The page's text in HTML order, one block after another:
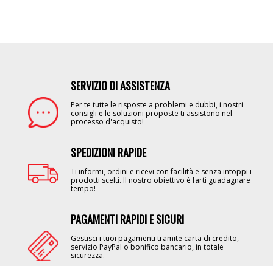
SERVIZIO DI ASSISTENZA
Per te tutte le risposte a problemi e dubbi, i nostri
consigli e le soluzioni proposte ti assistono nel
processo d'acquisto!
SPEDIZIONI RAPIDE
Ti informi, ordini e ricevi con facilità e senza intoppi i
prodotti scelti. Il nostro obiettivo è farti guadagnare
tempo!
PAGAMENTI RAPIDI E SICURI
Gestisci i tuoi pagamenti tramite carta di credito,
servizio PayPal o bonifico bancario, in totale
sicurezza.